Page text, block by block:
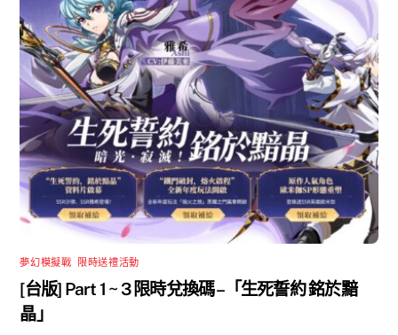
夢幻模擬戰 限時送禮活動
[台版] Part 1 ~ 3 限時兌換碼 –「生死誓約 銘於黯
晶」